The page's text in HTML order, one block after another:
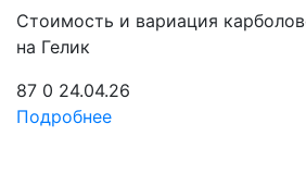
Стоимость и вариация
на Гелик
87 0 24.04.26
Подробнее